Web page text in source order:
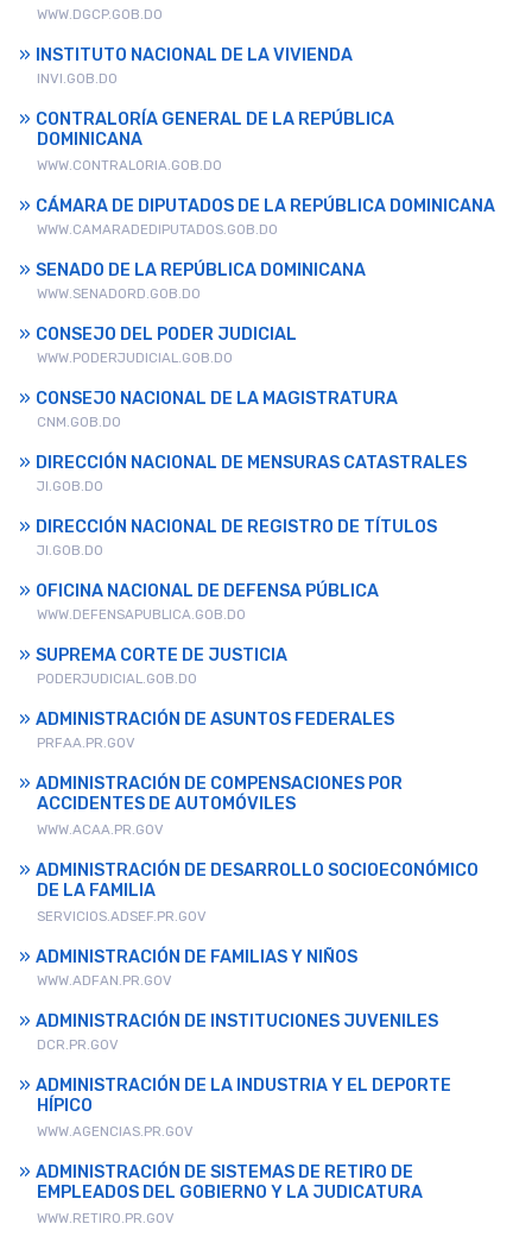
WWW.DGCP.GOB.DO
INSTITUTO NACIONAL DE LA VIVIENDA
INVI.GOB.DO
CONTRALORÍA GENERAL DE LA REPÚBLICA
DOMINICANA
WWW.CONTRALORIA.GOB.DO
CÁMARA DE DIPUTADOS DE LA REPÚBLICA DOMINICANA
WWW.CAMARADEDIPUTADOS.GOB.DO
SENADO DE LA REPÚBLICA DOMINICANA
WWW.SENADORD.GOB.DO
CONSEJO DEL PODER JUDICIAL
WWW.PODERJUDICIAL.GOB.DO
CONSEJO NACIONAL DE LA MAGISTRATURA
CNM.GOB.DO
DIRECCIÓN NACIONAL DE MENSURAS CATASTRALES
JI.GOB.DO
DIRECCIÓN NACIONAL DE REGISTRO DE TÍTULOS
JI.GOB.DO
OFICINA NACIONAL DE DEFENSA PÚBLICA
WWW.DEFENSAPUBLICA.GOB.DO
SUPREMA CORTE DE JUSTICIA
PODERJUDICIAL.GOB.DO
ADMINISTRACIÓN DE ASUNTOS FEDERALES
PRFAA.PR.GOV
ADMINISTRACIÓN DE COMPENSACIONES POR
ACCIDENTES DE AUTOMÓVILES
WWW.ACAA.PR.GOV
ADMINISTRACIÓN DE DESARROLLO SOCIOECONÓMICO
DE LA FAMILIA
SERVICIOS.ADSEF.PR.GOV
ADMINISTRACIÓN DE FAMILIAS Y NIÑOS
WWW.ADFAN.PR.GOV
ADMINISTRACIÓN DE INSTITUCIONES JUVENILES
DCR.PR.GOV
ADMINISTRACIÓN DE LA INDUSTRIA Y EL DEPORTE
HÍPICO
WWW.AGENCIAS.PR.GOV
ADMINISTRACIÓN DE SISTEMAS DE RETIRO DE
EMPLEADOS DEL GOBIERNO Y LA JUDICATURA
WWW.RETIRO.PR.GOV